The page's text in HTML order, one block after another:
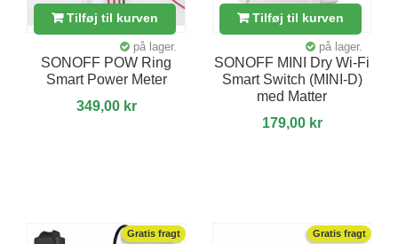
Tilføj til kurven
på lager.
SONOFF POW Ring
Smart Power Meter
349,00 kr
Tilføj til kurven
på lager.
SONOFF MINI Dry Wi-Fi
Smart Switch (MINI-D)
med Matter
179,00 kr
Gratis fragt Gratis fragt